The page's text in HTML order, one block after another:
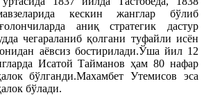
кескин жанглар бўлиб
аниқ стратегик дастур
чегараланиб қолгани туфайли исён
аёвсиз бостирилади.Ўша йил 12
Исатой Тайманов ҳам 80 нафар
бўлганди.Махамбет Утемисов эса
бўлади.